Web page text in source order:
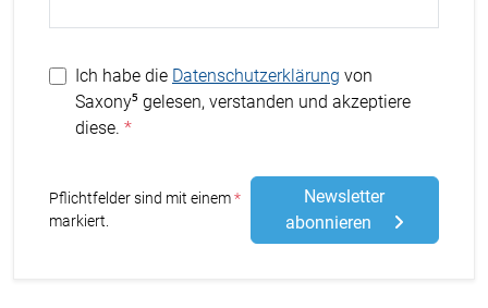
Ich habe die Datenschutzerklärung von
Saxony⁵ gelesen, verstanden und akzeptiere
diese.
Pflichtfelder sind mit einem Stern
markiert.
Newsletter
abonnieren